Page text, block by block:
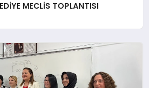
MECLİS TOPLANTISI